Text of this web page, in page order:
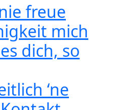
freue
mich
dich, so
‘ne